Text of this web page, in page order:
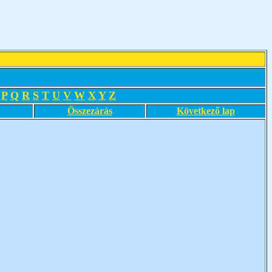
P Q R S T U V W X Y Z
Összezárás Következő lap